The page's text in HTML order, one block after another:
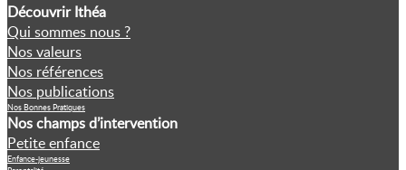
Découvrir Ithéa
Qui sommes nous ?
Nos valeurs
Nos références
Nos publications
Nos Bonnes Pratiques
Nos champs d’intervention
Petite enfance
Enfance-jeunesse